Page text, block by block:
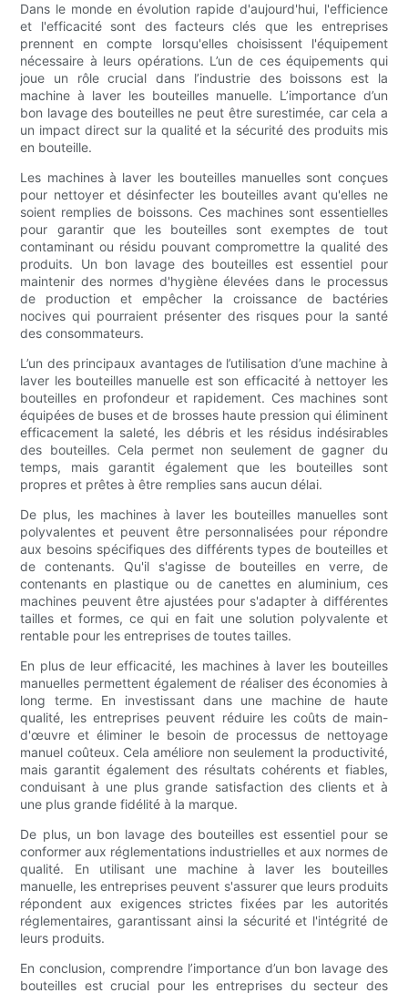
Dans le monde en évolution rapide d'aujourd'hui, l'efficience
et l'efficacité sont des facteurs clés que les entreprises
prennent en compte lorsqu'elles choisissent l'équipement
nécessaire à leurs opérations. L’un de ces équipements qui
joue un rôle crucial dans l’industrie des boissons est la
machine à laver les bouteilles manuelle. L’importance d’un
bon lavage des bouteilles ne peut être surestimée, car cela a
un impact direct sur la qualité et la sécurité des produits mis
en bouteille.
Les machines à laver les bouteilles manuelles sont conçues
pour nettoyer et désinfecter les bouteilles avant qu'elles ne
soient remplies de boissons. Ces machines sont essentielles
pour garantir que les bouteilles sont exemptes de tout
contaminant ou résidu pouvant compromettre la qualité des
produits. Un bon lavage des bouteilles est essentiel pour
maintenir des normes d'hygiène élevées dans le processus
de production et empêcher la croissance de bactéries
nocives qui pourraient présenter des risques pour la santé
des consommateurs.
L’un des principaux avantages de l’utilisation d’une machine à
laver les bouteilles manuelle est son efficacité à nettoyer les
bouteilles en profondeur et rapidement. Ces machines sont
équipées de buses et de brosses haute pression qui éliminent
efficacement la saleté, les débris et les résidus indésirables
des bouteilles. Cela permet non seulement de gagner du
temps, mais garantit également que les bouteilles sont
propres et prêtes à être remplies sans aucun délai.
De plus, les machines à laver les bouteilles manuelles sont
polyvalentes et peuvent être personnalisées pour répondre
aux besoins spécifiques des différents types de bouteilles et
de contenants. Qu'il s'agisse de bouteilles en verre, de
contenants en plastique ou de canettes en aluminium, ces
machines peuvent être ajustées pour s'adapter à différentes
tailles et formes, ce qui en fait une solution polyvalente et
rentable pour les entreprises de toutes tailles.
En plus de leur efficacité, les machines à laver les bouteilles
manuelles permettent également de réaliser des économies à
long terme. En investissant dans une machine de haute
qualité, les entreprises peuvent réduire les coûts de main-
d'œuvre et éliminer le besoin de processus de nettoyage
manuel coûteux. Cela améliore non seulement la productivité,
mais garantit également des résultats cohérents et fiables,
conduisant à une plus grande satisfaction des clients et à
une plus grande fidélité à la marque.
De plus, un bon lavage des bouteilles est essentiel pour se
conformer aux réglementations industrielles et aux normes de
qualité. En utilisant une machine à laver les bouteilles
manuelle, les entreprises peuvent s'assurer que leurs produits
répondent aux exigences strictes fixées par les autorités
réglementaires, garantissant ainsi la sécurité et l'intégrité de
leurs produits.
En conclusion, comprendre l’importance d’un bon lavage des
bouteilles est crucial pour les entreprises du secteur des